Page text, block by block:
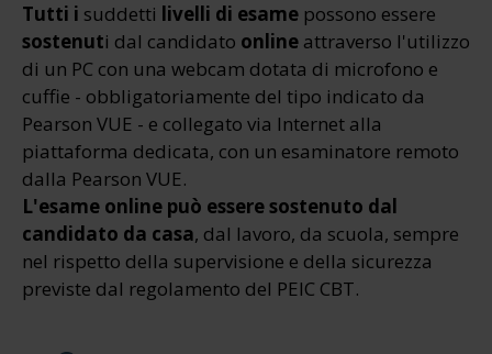
Tutti i suddetti livelli di esame possono essere
sostenuti dal candidato online attraverso l'utilizzo
di un PC con una webcam dotata di microfono e
cuffie - obbligatoriamente del tipo indicato da
Pearson VUE - e collegato via Internet alla
piattaforma dedicata, con un esaminatore remoto
dalla Pearson VUE.
L'esame online può essere sostenuto dal
candidato da casa, dal lavoro, da scuola, sempre
nel rispetto della supervisione e della sicurezza
previste dal regolamento del PEIC CBT.